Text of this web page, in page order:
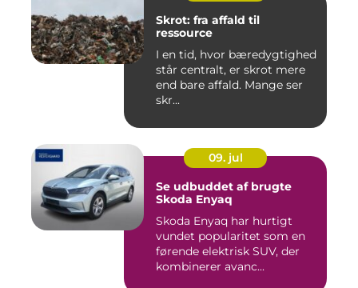
Skrot: fra affald til
ressource
I en tid, hvor bæredygtighed
står centralt, er skrot mere
end bare affald. Mange ser
skr...
09. jul
Se udbuddet af brugte
Skoda Enyaq
Skoda Enyaq har hurtigt
vundet popularitet som en
førende elektrisk SUV, der
kombinerer avanc...